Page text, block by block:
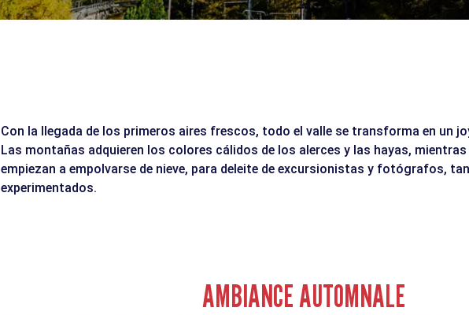
Con la llegada de los primeros aires frescos, todo el valle se transforma en un
Las montañas adquieren los colores cálidos de los alerces y las hayas,
empiezan a empolvarse de nieve, para deleite de excursionistas y fotógrafos,
experimentados.
AMBIANCE AUTOMNALE